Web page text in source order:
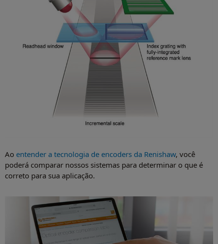
Ao entender a tecnologia de encoders da Renishaw, você
poderá comparar nossos sistemas para determinar o que é
correto para sua aplicação.